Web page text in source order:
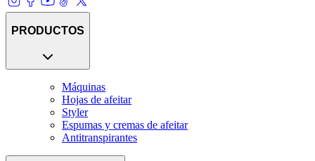
PRODUCTOS
Máquinas
Hojas de afeitar
Styler
Espumas y cremas de afeitar
Antitranspirantes